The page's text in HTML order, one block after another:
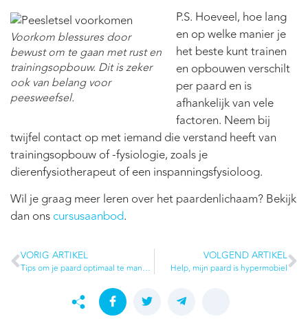
Voorkom blessures door
bewust om te gaan met rust en
trainingsopbouw. Dit is zeker
ook van belang voor
peesweefsel.
P.S. Hoeveel, hoe lang
en op welke manier je
het beste kunt trainen
en opbouwen verschilt
per paard en is
afhankelijk van vele
factoren. Neem bij
twijfel contact op met iemand die verstand heeft van
trainingsopbouw of -fysiologie, zoals je
dierenfysiotherapeut of een inspanningsfysioloog.
Wil je graag meer leren over het paardenlichaam? Bekijk
dan onscursusaanbod.
VORIG ARTIKEL
Tips om je paard optimaal te managen.
VOLGEND ARTIKEL
Help, mijn paard is hypermobiel